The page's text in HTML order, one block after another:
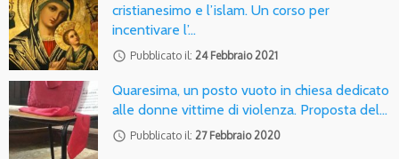
cristianesimo e l’islam. Un corso per
incentivare l’…
access_time Pubblicato il: 24 Febbraio 2021
Quaresima, un posto vuoto in chiesa dedicato
alle donne vittime di violenza. Proposta del…
access_time Pubblicato il: 27 Febbraio 2020